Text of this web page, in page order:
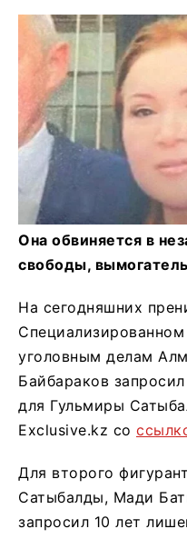
Она обвиняется в
свободы,
На сегодняшних
уголовным делам
Байбараков
для Гульмиры
Exclusive.kz со
Для второго
Сатыбалды, Мади
запросил 10 лет